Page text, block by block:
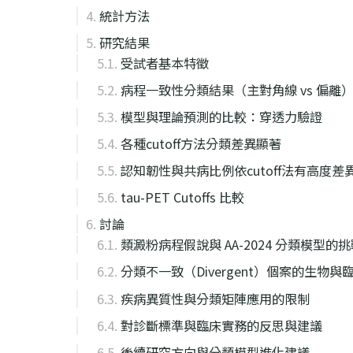
統計方法
研究結果
受試者基本特徵
病程一致性分類結果（主對角線 vs 偏離）
模型與理論預測的比較：穿透力驗證
各種cutoff方法分類差異顯著
認知韌性與共病比例依cutoff法有高度差
tau-PET Cutoffs 比較
討論
類澱粉病程假說與 AA-2024 分類模型的
分類不一致（Divergent）個案的生物與
疾病異質性與分類矩陣應用的限制
對診斷標準與臨床實務的反思與建議